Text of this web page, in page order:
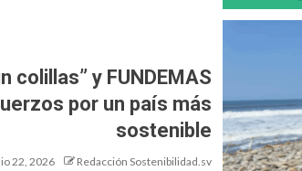
colillas” y FUNDEMAS
por un país más
sostenible
22, 2026 Redacción Sostenibilidad.sv